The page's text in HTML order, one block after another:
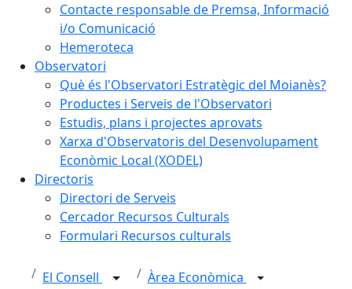
Contacte responsable de Premsa, Informació
i/o Comunicació
Hemeroteca
Observatori
Què és l'Observatori Estratègic del Moianès?
Productes i Serveis de l'Observatori
Estudis, plans i projectes aprovats
Xarxa d'Observatoris del Desenvolupament
Econòmic Local (XODEL)
Directoris
Directori de Serveis
Cercador Recursos Culturals
Formulari Recursos culturals
El Consell Àrea Econòmica